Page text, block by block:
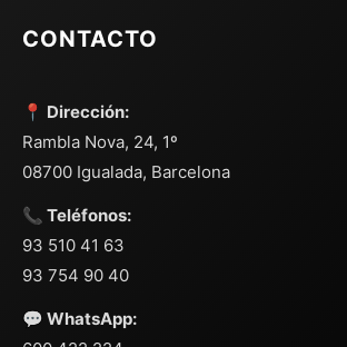
CONTACTO
📍 Dirección:
Rambla Nova, 24, 1º
08700 Igualada, Barcelona
📞 Teléfonos:
93 510 41 63
93 754 90 40
💬 WhatsApp: